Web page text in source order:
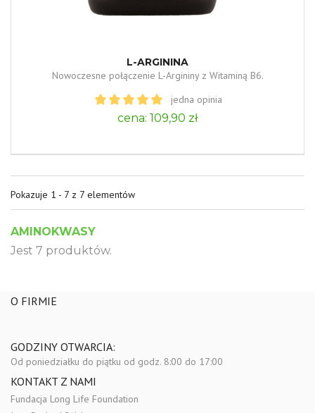
L-ARGININA
Nowoczesne połączenie L-Argininy z Witaminą B6.
jedna opinia
cena: 109,90 zł
Pokazuje 1 - 7 z 7 elementów
AMINOKWASY
Jest 7 produktów.
O FIRMIE
GODZINY OTWARCIA:
Od poniedziałku do piątku od godz. 8:00 do 17:00
KONTAKT Z NAMI
Fundacja Long Life Foundation